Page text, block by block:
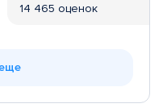
14 465 оценок